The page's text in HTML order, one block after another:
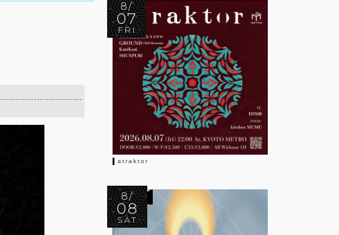
8/
07
FRI
atraktor
8/
08
SAT